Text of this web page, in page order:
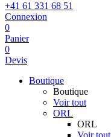
+41 61 331 68 51
Connexion
0
Panier
0
Devis
Boutique
Boutique
Voir tout
ORL
ORL
Voir tout